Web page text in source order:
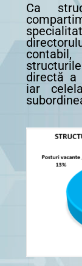
Ca
directă a
iar